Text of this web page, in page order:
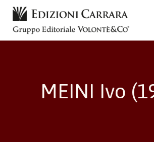
Salta
contenuto
MEINI Ivo